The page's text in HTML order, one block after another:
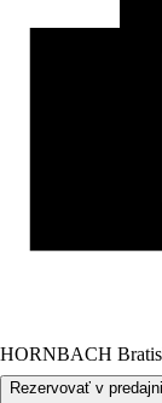
HORNBACH
Rezervovať v predajni